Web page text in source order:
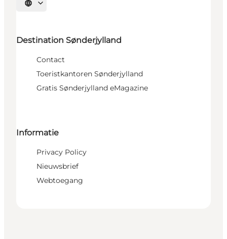
Selecteer taal
Destination Sønderjylland
Contact
Toeristkantoren Sønderjylland
Gratis Sønderjylland eMagazine
Informatie
Privacy Policy
Nieuwsbrief
Webtoegang